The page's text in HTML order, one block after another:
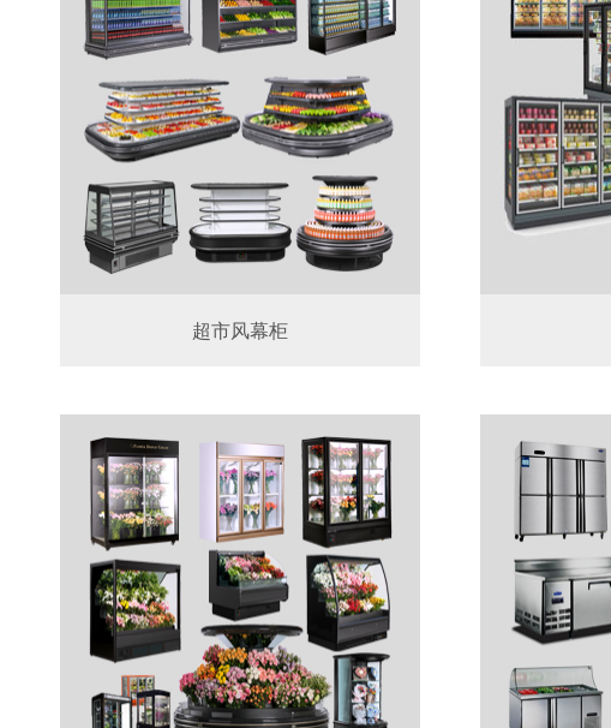
超市风幕柜